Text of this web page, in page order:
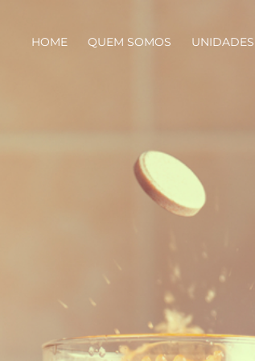
HOME QUEM SOMOS UNIDADES